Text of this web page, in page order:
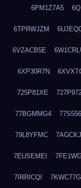
6PM1Z7A5
6TPRWJZM
6VZACB5E
6XP30R7N
725P81XE
77BGMMG4
79L8YFMC
7EUSEMEI
7IRRICQI